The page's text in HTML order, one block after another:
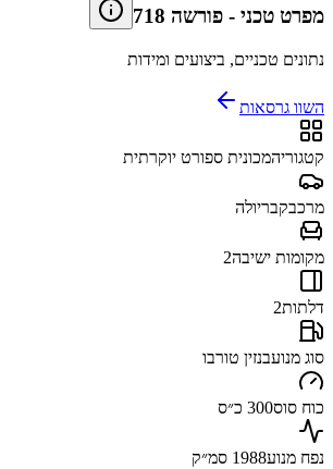
מפרט טכני - פורשה 718
נתונים טכניים, ביצועים ומידות
השוו גרסאות
קטגוריהמכונית ספורט יוקרתית
מרכבקבריולה
מקומות ישיבה2
דלתות2
סוג מנועבנזין טורבו
כוח סוס300 כ״ס
נפח מנוע1988 סמ״ק